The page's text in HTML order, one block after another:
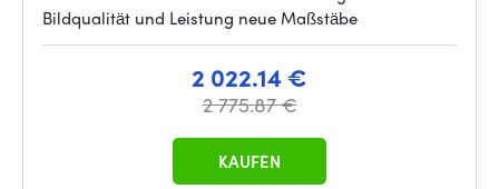
Bildqualität und Leistung neue Maßstäbe
2 022.14 €
2 775.87 €
KAUFEN